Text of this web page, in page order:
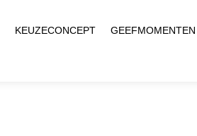
KEUZECONCEPT GEEFMOMENTEN